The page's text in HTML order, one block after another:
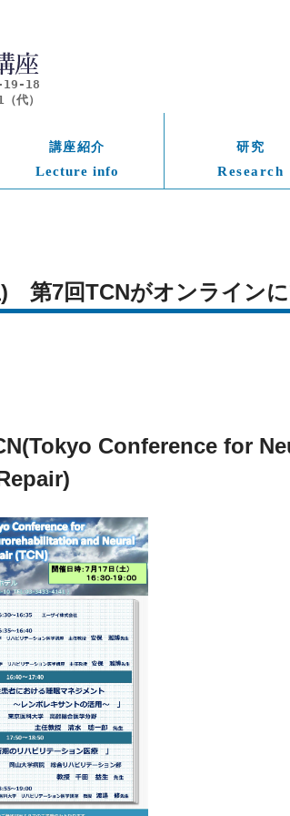
19-18
代）
講座紹介
Lecture info
研究
Research
　第7回TCNがオンライン
Conference for